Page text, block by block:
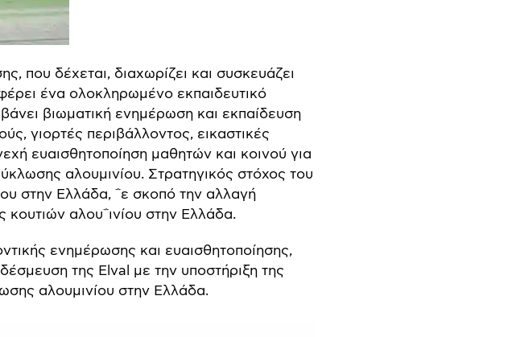
δέχεται, διαχωρίζει και συσκευάζει
ένα ολοκληρωμένο εκπαιδευτικό
βιωματική ενημέρωση και εκπαίδευση
γιορτές περιβάλλοντος, εικαστικές
ευαισθητοποίηση μαθητών και κοινού για
αλουμινίου. Στρατηγικός στόχος του
στην Ελλάδα, ΅ε σκοπό την αλλαγή
αλου΅ινίου στην Ελλάδα.
ενημέρωσης και ευαισθητοποίησης,
της Elval με την υποστήριξη της
αλουμινίου στην Ελλάδα.